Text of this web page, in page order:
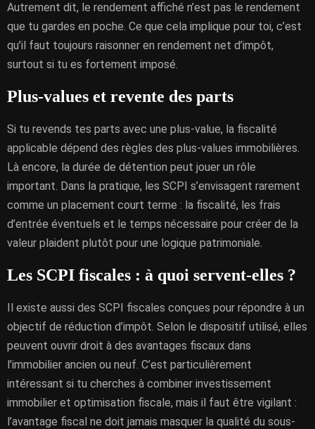
Autrement dit, le rendement affiché n’est pas le rendement
que tu gardes en poche. Ce que cela implique pour toi, c’est
qu’il faut toujours raisonner en rendement net d’impôt,
surtout si tu es fortement imposé.
Plus-values et revente des parts
Si tu revends tes parts avec une plus-value, la fiscalité
applicable dépend des règles des plus-values immobilières.
Là encore, la durée de détention peut jouer un rôle
important. Dans la pratique, les SCPI s’envisagent rarement
comme un placement court terme : la fiscalité, les frais
d’entrée éventuels et le temps nécessaire pour créer de la
valeur plaident plutôt pour une logique patrimoniale.
Les SCPI fiscales : à quoi servent-elles ?
Il existe aussi des SCPI fiscales conçues pour répondre à un
objectif de réduction d’impôt. Selon le dispositif utilisé, elles
peuvent ouvrir droit à des avantages fiscaux dans
l’immobilier ancien ou neuf. C’est particulièrement
intéressant si tu cherches à combiner investissement
immobilier et optimisation fiscale, mais il faut être vigilant :
l’avantage fiscal ne doit jamais masquer la qualité du sous-